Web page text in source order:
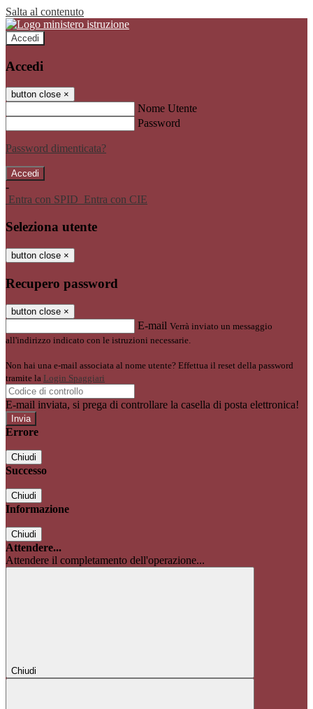
Salta al contenuto
Accedi
Accedi
button close ×
Nome Utente
Password
Password dimenticata?
-
Entra con SPID Entra con CIE
Seleziona utente
button close ×
Recupero password
button close ×
E-mail Verrà inviato un messaggio
all'indirizzo indicato con le istruzioni necessarie.
Non hai una e-mail associata al nome utente? Effettua il reset della password
tramite la Login Spaggiari
E-mail inviata, si prega di controllare la casella di posta elettronica!
Errore
Chiudi
Successo
Chiudi
Informazione
Chiudi
Attendere...
Attendere il completamento dell'operazione...
Chiudi